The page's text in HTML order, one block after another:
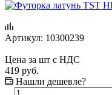
Артикул: 10300239
Цена за шт с НДС
419 руб.
Нашли дешевле?